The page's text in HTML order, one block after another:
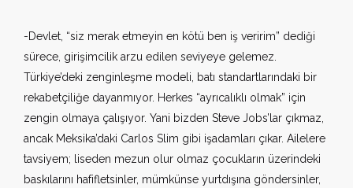
-Devlet, “siz merak etmeyin en kötü ben iş veririm” dediği
sürece, girişimcilik arzu edilen seviyeye gelemez.
Türkiye’deki zenginleşme modeli, batı standartlarındaki bir
rekabetçiliğe dayanmıyor. Herkes “ayrıcalıklı olmak” için
zengin olmaya çalışıyor. Yani bizden Steve Jobs’lar çıkmaz,
ancak Meksika’daki Carlos Slim gibi işadamları çıkar. Ailelere
tavsiyem; liseden mezun olur olmaz çocukların üzerindeki
baskılarını hafifletsinler, mümkünse yurtdışına göndersinler,